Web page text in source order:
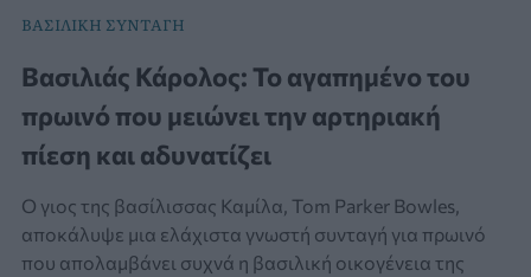
ΒΑΣΙΛΙΚΗ ΣΥΝΤΑΓΗ
Βασιλιάς Κάρολος: Το αγαπημένο του
πρωινό που μειώνει την αρτηριακή
πίεση και αδυνατίζει
Ο γιος της βασίλισσας Καμίλα, Tom Parker Bowles,
αποκάλυψε μια ελάχιστα γνωστή συνταγή για πρωινό
που απολαμβάνει συχνά η βασιλική οικογένεια της